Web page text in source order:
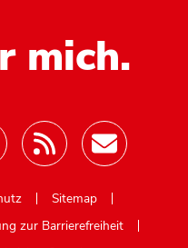
mich.
Sitemap
zur Barrierefreiheit